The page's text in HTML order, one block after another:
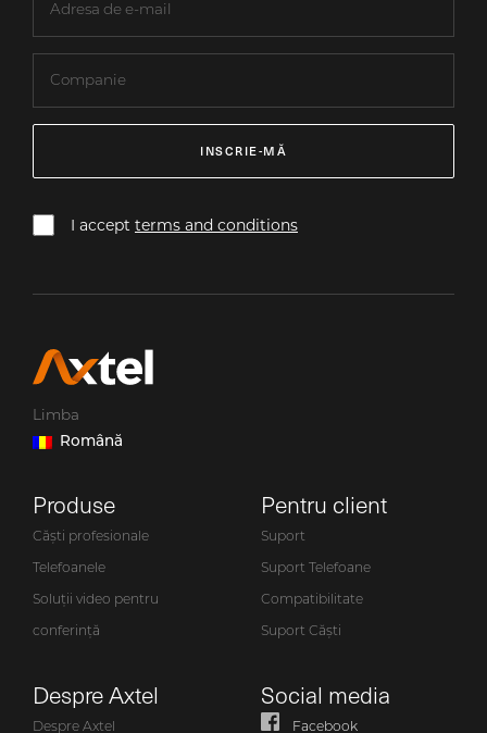
INSCRIE-MĂ
I accept terms and conditions
Limba
Română
Produse
Căști profesionale
Telefoanele
Soluții video pentru
conferință
Pentru client
Suport
Suport Telefoane
Compatibilitate
Suport Căști
Despre Axtel
Despre Axtel
Social media
Facebook